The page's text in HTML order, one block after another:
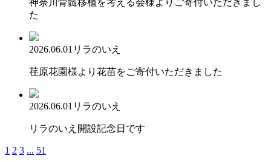
た
2026.06.01 リラのいえ
荏原花園様より花苗をご寄付いただきました
2026.06.01 リラのいえ
リラのいえ開設記念日です
1 2 3 ... 51